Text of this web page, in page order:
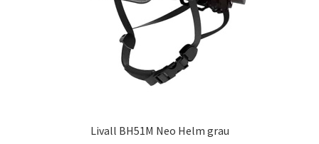
Livall BH51M Neo Helm grau